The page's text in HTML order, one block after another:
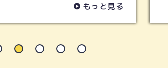
もっと見る